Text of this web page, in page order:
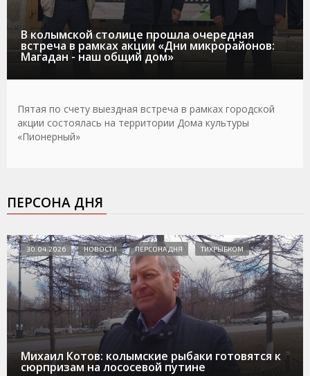
В колымской столице прошла очередная
встреча в рамках акции «Дни микрорайонов:
Магадан - наш общий дом»
Пятая по счету выездная встреча в рамках городской
акции состоялась на территории Дома культуры
«Пионерный»
ПЕРСОНА ДНЯ
Михаил Котов: колымские рыбаки готовятся к
сюрпризам на лососевой путине
30.04.2026 НОВОСТИ ПЕРСОНА ДНЯ ТИХРЫБКОМ